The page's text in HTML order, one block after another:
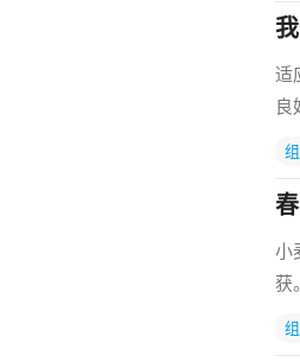
适
良
小
获